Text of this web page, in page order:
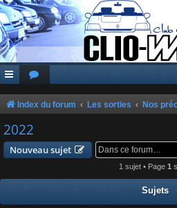
Index du forum Les sorties Nos
2022
Nouveau sujet
1 sujet • Page 1
Sujets